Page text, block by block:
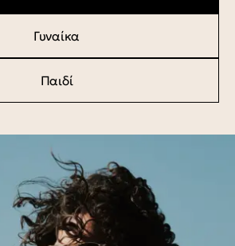
Γυναίκα
Παιδί